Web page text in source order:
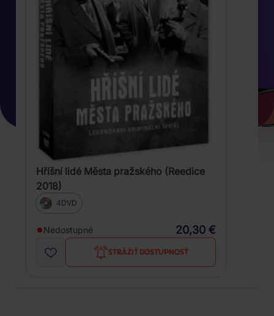
Hříšní lidé Města pražského (Reedice
2018)
4DVD
Nedostupné 20,30 €
STRÁŽIŤ DOSTUPNOSŤ